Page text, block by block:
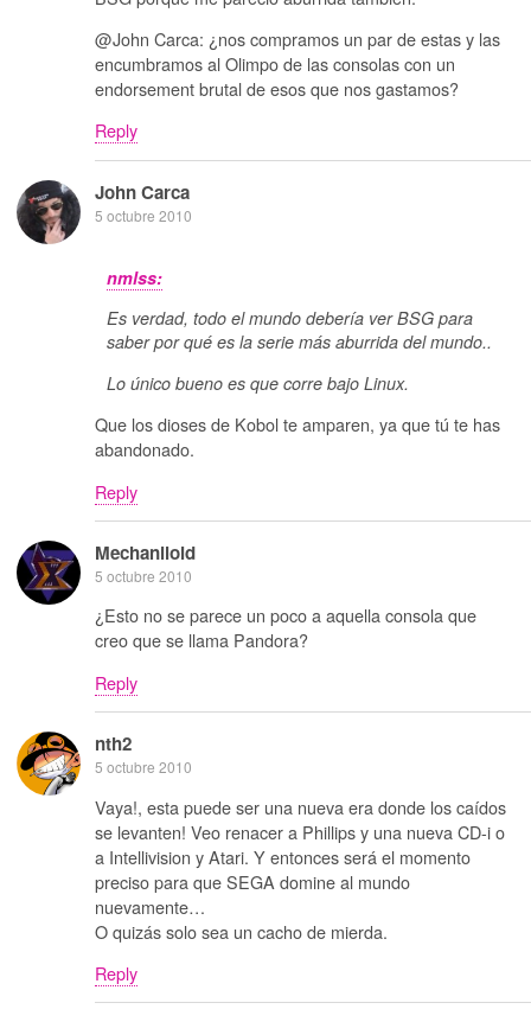
@John Carca: ¿nos compramos un par de estas y las
encumbramos al Olimpo de las consolas con un
endorsement brutal de esos que nos gastamos?
Reply
John Carca
5 octubre 2010
nmlss:
Es verdad, todo el mundo debería ver BSG para
saber por qué es la serie más aburrida del mundo..
Lo único bueno es que corre bajo Linux.
Que los dioses de Kobol te amparen, ya que tú te has
abandonado.
Reply
Mechaniloid
5 octubre 2010
¿Esto no se parece un poco a aquella consola que
creo que se llama Pandora?
Reply
nth2
5 octubre 2010
Vaya!, esta puede ser una nueva era donde los caídos
se levanten! Veo renacer a Phillips y una nueva CD-i o
a Intellivision y Atari. Y entonces será el momento
preciso para que SEGA domine al mundo
nuevamente…
O quizás solo sea un cacho de mierda.
Reply